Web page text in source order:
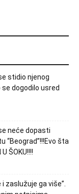
stidio njenog
dogodilo usred
neće dopasti
“Beograd”!!!Evo šta
ŠOKU!!!!
zaslužuje ga više”.